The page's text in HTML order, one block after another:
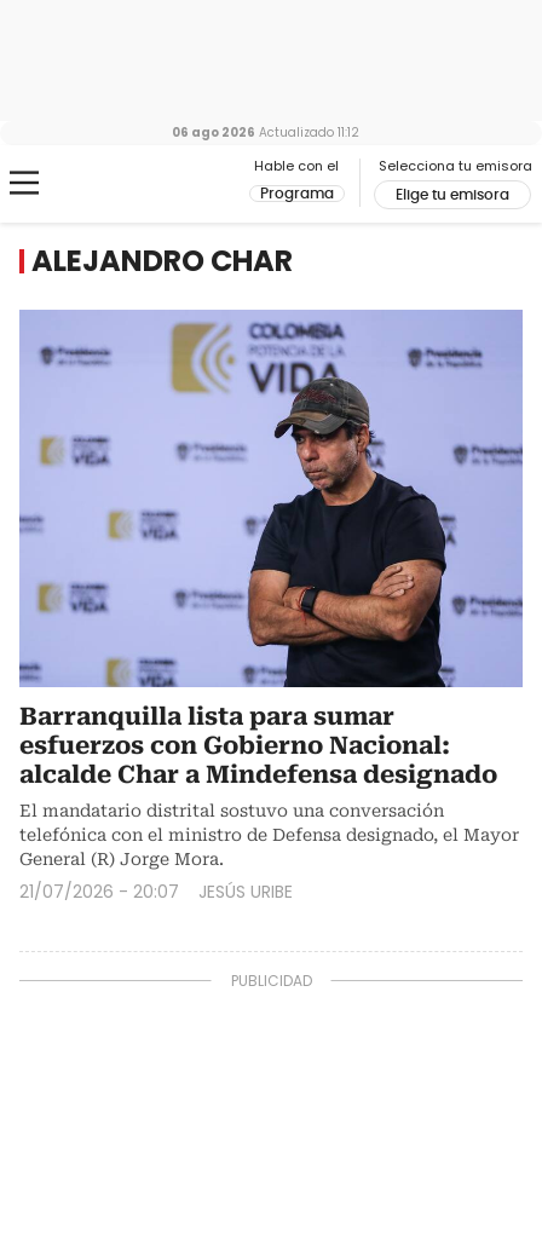
Hable con el
Programa
Selecciona tu emisora
Elige tu emisora
06 ago 2026 Actualizado 11:12
ALEJANDRO CHAR
Barranquilla lista para sumar
esfuerzos con Gobierno Nacional:
alcalde Char a Mindefensa designado
El mandatario distrital sostuvo una conversación
telefónica con el ministro de Defensa designado, el Mayor
General (R) Jorge Mora.
21/07/2026 - 20:07 JESÚS URIBE